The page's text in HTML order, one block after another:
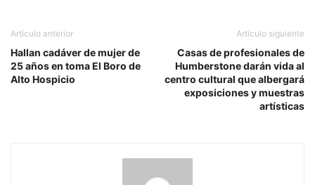
Artículo anterior
Hallan cadáver de mujer de
25 años en toma El Boro de
Alto Hospicio
Artículo siguiente
Casas de profesionales de
Humberstone darán vida al
centro cultural que albergará
exposiciones y muestras
artísticas